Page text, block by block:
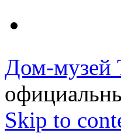
Дом-музей
Skip to